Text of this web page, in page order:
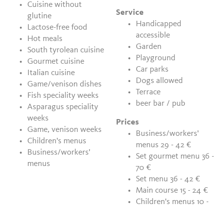
Cuisine without
glutine
Lactose-free food
Hot meals
South tyrolean cuisine
Gourmet cuisine
Italian cuisine
Game/venison dishes
Fish speciality weeks
Asparagus speciality
weeks
Game, venison weeks
Children's menus
Business/workers'
menus
Service
Handicapped
accessible
Garden
Playground
Car parks
Dogs allowed
Terrace
beer bar / pub
Prices
Business/workers'
menus 29 - 42 €
Set gourmet menu 36 -
70 €
Set menu 36 - 42 €
Main course 15 - 24 €
Children's menus 10 -